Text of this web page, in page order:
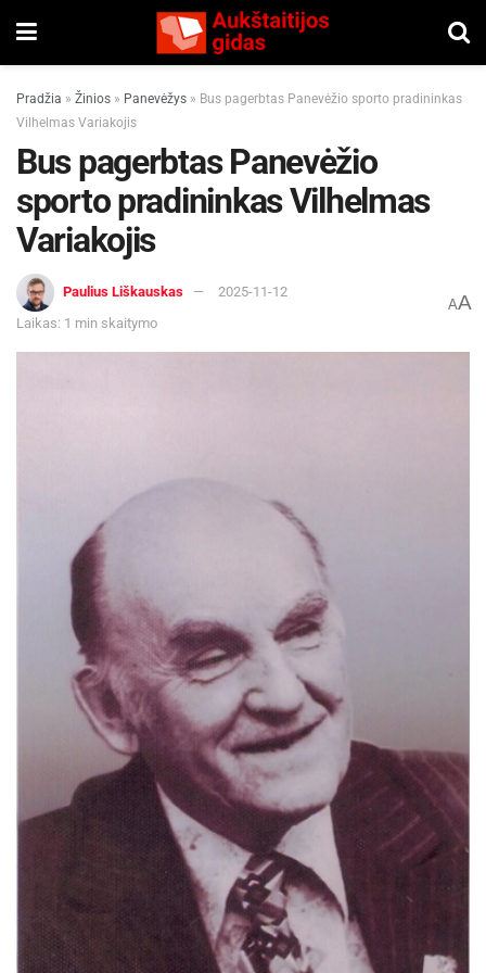
Pradžia » Žinios » Panevėžys » Bus pagerbtas Panevėžio sporto pradininkas
Vilhelmas Variakojis
Bus pagerbtas Panevėžio
sporto pradininkas Vilhelmas
Variakojis
Paulius Liškauskas
2025-11-12
Laikas: 1 min skaitymo
AA